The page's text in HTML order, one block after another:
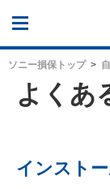
ソニー損保トップ
よくあ
インスト